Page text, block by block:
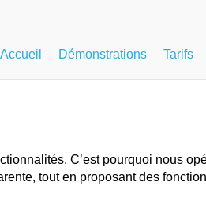
Accueil Démonstrations Tarifs
C’est pourquoi nous
tout en proposant des